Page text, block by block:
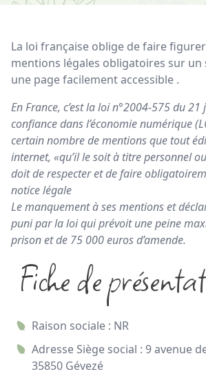
La loi française oblige de faire
mentions légales obligatoires sur un
une page facilement accessible .
En France, c’est la loi n°2004-575 du
confiance dans l’économie numérique
certain nombre de mentions que tout
internet, «qu’il le soit à titre personnel
doit de respecter et de faire
notice légale
Le manquement à ses mentions et
puni par la loi qui prévoit une peine
prison et de 75 000 euros d’amende.
Fiche de
Raison sociale : NR
Adresse Siège social : 9 avenue
35850 Gévezé